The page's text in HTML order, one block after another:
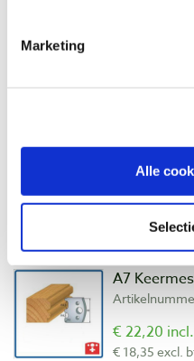
Marketing
Alle
M7
€ 27,05
€ 22,36 excl.
Op voorraad
A7
€ 22,20
€ 18,35 excl.